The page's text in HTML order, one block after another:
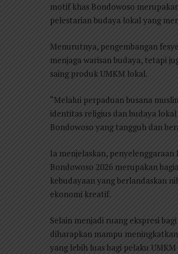
motif khas Bondowoso
pelestarian budaya lokal yang
Menurutnya, pengembangan
menjaga warisan budaya, tetapi
saing produk UMKM lokal.
“Melalui perpaduan busana
identitas religius dan budaya
Bondowoso yang tangguh dan
Ia menjelaskan,
Bondowoso 2026 merupakan
kebudayaan yang berlandaskan
ekonomi kreatif.
Selain menjadi ruang ekspresi
diharapkan mampu
yang lebih luas bagi pelaku